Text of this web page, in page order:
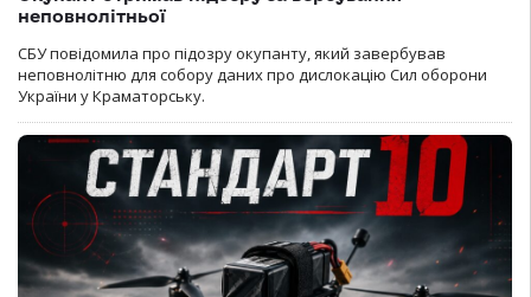
неповнолітньої
СБУ повідомила про підозру окупанту, який завербував
неповнолітню для собору даних про дислокацію Сил оборони
України у Краматорську.